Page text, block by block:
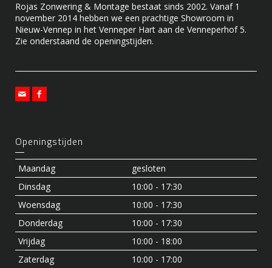
Rojas Zonwering & Montage bestaat sinds 2002. Vanaf 1
november 2014 hebben we een prachtige Showroom in
Nieuw-Vennep in het Venneper Hart aan de Venneperhof 5.
Zie onderstaand de openingstijden.
Openingstijden
Maandag
gesloten
Dinsdag
10:00 - 17:30
Woensdag
10:00 - 17:30
Donderdag
10:00 - 17:30
Vrijdag
10:00 - 18:00
Zaterdag
10:00 - 17:00